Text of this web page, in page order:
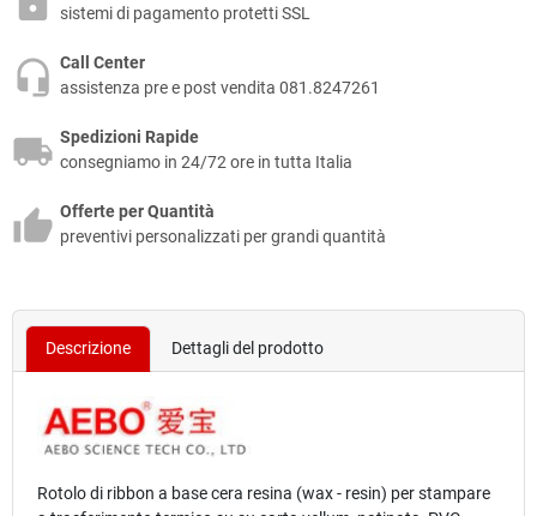
sistemi di pagamento protetti SSL
Call Center
assistenza pre e post vendita 081.8247261
Spedizioni Rapide
consegniamo in 24/72 ore in tutta Italia
Offerte per Quantità
preventivi personalizzati per grandi quantità
Descrizione Dettagli del prodotto
Rotolo di ribbon a basecera resina (wax - resin) per stampare